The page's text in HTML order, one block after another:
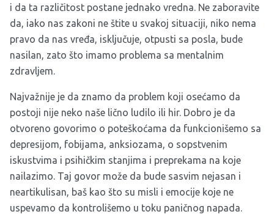
i da ta različitost postane jednako vredna. Ne zaboravite
da, iako nas zakoni ne štite u svakoj situaciji, niko nema
pravo da nas vređa, isključuje, otpusti sa posla, bude
nasilan, zato što imamo problema sa mentalnim
zdravljem.
Najvažnije je da znamo da problem koji osećamo da
postoji nije neko naše lično ludilo ili hir. Dobro je da
otvoreno govorimo o poteškoćama da funkcionišemo sa
depresijom, fobijama, anksiozama, o sopstvenim
iskustvima i psihičkim stanjima i preprekama na koje
nailazimo. Taj govor može da bude sasvim nejasan i
neartikulisan, baš kao što su misli i emocije koje ne
uspevamo da kontrolišemo u toku paničnog napada.